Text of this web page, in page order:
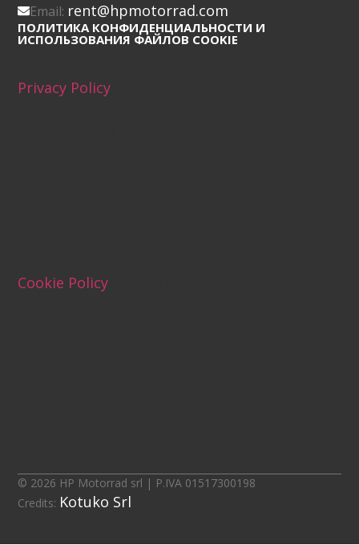
Email: rent@hpmotorrad.com
ПОЛИТИКА КОНФИДЕНЦИАЛЬНОСТИ И
ИСПОЛЬЗОВАНИЯ ФАЙЛОВ COOKIE
Privacy Policy
Cookie Policy
© 2026 HP Motorrad srl | P.IVA 01517300198
Credits: Kotuko Srl